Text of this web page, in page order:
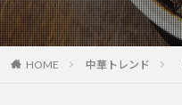
HOME 中華トレンド